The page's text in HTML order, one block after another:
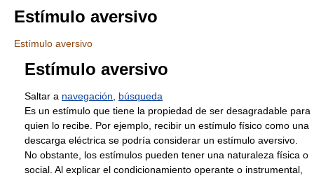
Estímulo aversivo
Estímulo aversivo
Estímulo aversivo
Saltar a navegación
búsqueda
Es un estímulo que tiene la propiedad de ser desagradable para
quien lo recibe. Por ejemplo, recibir un estímulo físico como una
descarga eléctrica se podría considerar un estímulo aversivo.
No obstante, los estímulos pueden tener una naturaleza física o
social. Al explicar el condicionamiento operante o instrumental,